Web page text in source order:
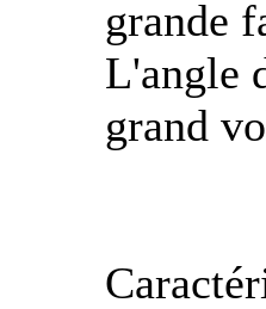
grande
L'angle
grand